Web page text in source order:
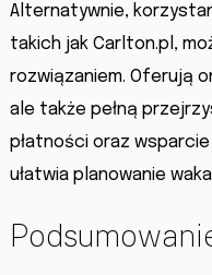
Alternatywnie,
takich jak Carlton.pl,
rozwiązaniem. Oferują
ale także pełną
płatności oraz
ułatwia planowanie